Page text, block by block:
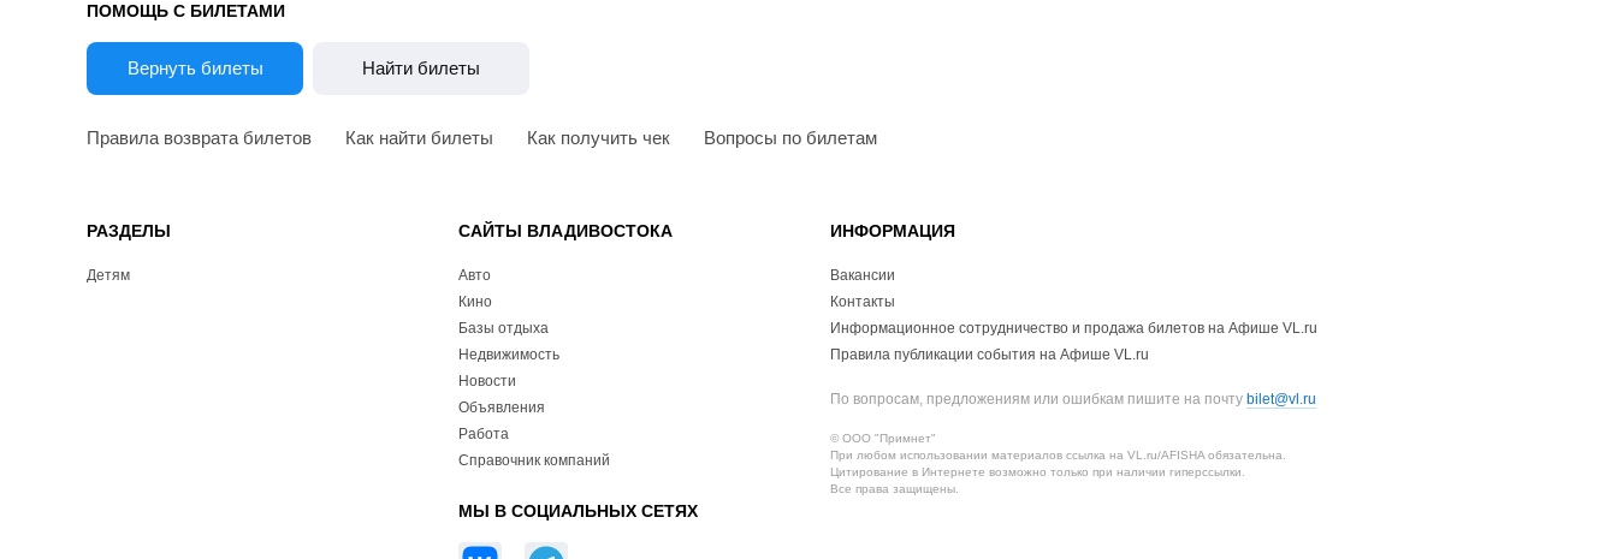
ПОМОЩЬ С БИЛЕТАМИ
Вернуть билеты Найти билеты
Правила возврата билетов Как найти билеты Как получить чек Вопросы по билетам
РАЗДЕЛЫ
Детям
САЙТЫ ВЛАДИВОСТОКА
Авто
Кино
Базы отдыха
Недвижимость
Новости
Объявления
Работа
Справочник компаний
МЫ В СОЦИАЛЬНЫХ СЕТЯХ
ИНФОРМАЦИЯ
Вакансии
Контакты
Информационное сотрудничество и продажа билетов на Афише VL.ru
Правила публикации события на Афише VL.ru
По вопросам, предложениям или ошибкам пишите на почту bilet@vl.ru
© ООО "Примнет"
При любом использовании материалов ссылка на VL.ru/AFISHA обязательна.
Цитирование в Интернете возможно только при наличии гиперссылки.
Все права защищены.